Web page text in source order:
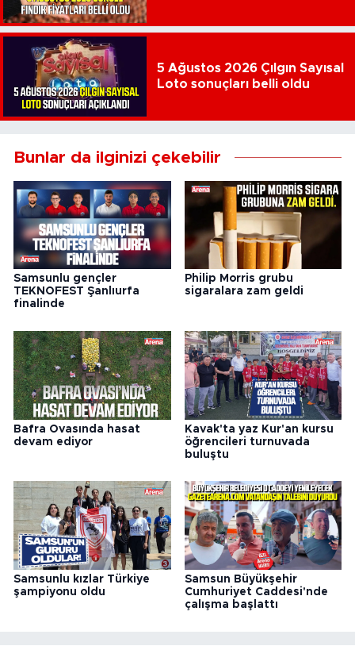
5 Ağustos 2026 Çılgın Sayısal
Loto sonuçları belli oldu
Bunlar da ilginizi çekebilir
Samsunlu gençler
TEKNOFEST Şanlıurfa
finalinde
Philip Morris grubu
sigaralara zam geldi
Bafra Ovasında hasat
devam ediyor
Kavak'ta yaz Kur'an kursu
öğrencileri turnuvada
buluştu
Samsunlu kızlar Türkiye
şampiyonu oldu
Samsun Büyükşehir
Cumhuriyet Caddesi'nde
çalışma başlattı